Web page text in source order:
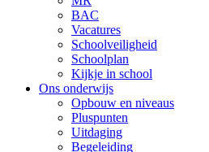
BAC
Vacatures
Schoolveiligheid
Schoolplan
Kijkje in school
Ons onderwijs
Opbouw en niveaus
Pluspunten
Uitdaging
Begeleiding